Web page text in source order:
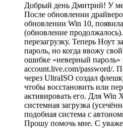
Добрый день Дмитрий! У
После обновлении
обновлении Win 10,
(обновление
перезагрузку. Теперь Ноут
пароль, но когда ввожу
ошибке «неверный пароль»
account.live.com/password/.
через UltraISO создал
чтобы восстановить или
активировать его. Для
системная загрузка
подобная система с
Прошу помочь мне. С